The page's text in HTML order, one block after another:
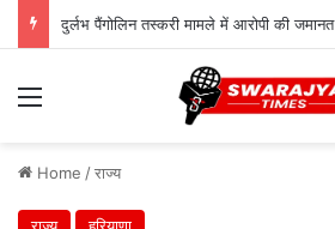
दुर्लभ पैंगोलिन तस्करी मामले में आरोपी की जमानत
Menu
Home /राज्य
राज्य हरियाणा